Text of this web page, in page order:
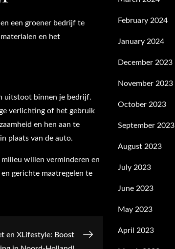
een groener bedrijf te
en het
uitstoot binnen je bedrijf.
verlichting of het gebruik
en hen aan te
plaats van de auto.
willen verminderen en
gerichte maatregelen te
en XLifestyle: Boost
February 2024
January 2024
December 2023
November 2023
October 2023
September 2023
August 2023
July 2023
June 2023
May 2023
April 2023